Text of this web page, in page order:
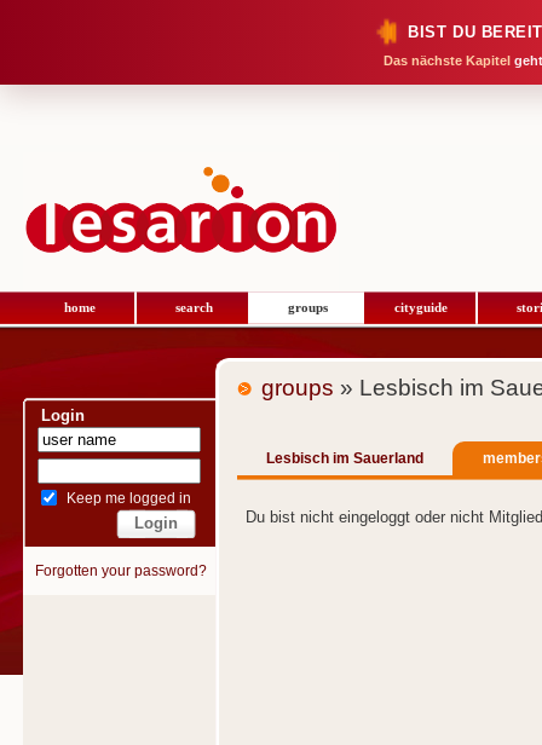
BIST DU
Das nächste Kapitel
home search groups cityguide
Login
Keep me logged in
Forgotten your password?
groups » Lesbisch im
Lesbisch im Sauerland
Du bist nicht eingeloggt oder nicht